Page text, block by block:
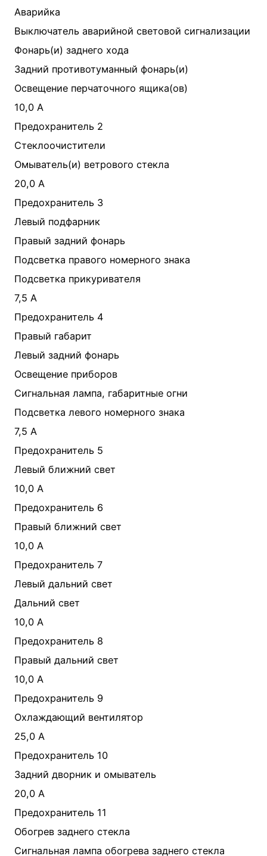
Аварийка
Выключатель аварийной световой сигнализации
Фонарь(и) заднего хода
Задний противотуманный фонарь(и)
Освещение перчаточного ящика(ов)
10,0 А
Предохранитель 2
Стеклоочистители
Омыватель(и) ветрового стекла
20,0 А
Предохранитель 3
Левый подфарник
Правый задний фонарь
Подсветка правого номерного знака
Подсветка прикуривателя
7,5 А
Предохранитель 4
Правый габарит
Левый задний фонарь
Освещение приборов
Сигнальная лампа, габаритные огни
Подсветка левого номерного знака
7,5 А
Предохранитель 5
Левый ближний свет
10,0 А
Предохранитель 6
Правый ближний свет
10,0 А
Предохранитель 7
Левый дальний свет
Дальний свет
10,0 А
Предохранитель 8
Правый дальний свет
10,0 А
Предохранитель 9
Охлаждающий вентилятор
25,0 А
Предохранитель 10
Задний дворник и омыватель
20,0 А
Предохранитель 11
Обогрев заднего стекла
Сигнальная лампа обогрева заднего стекла